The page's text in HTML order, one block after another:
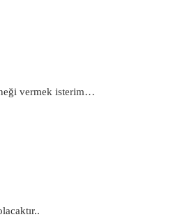
vermek isterim…